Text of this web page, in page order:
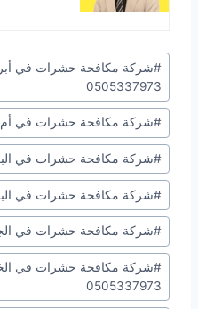
وسوم
المقال:
#شركة مكافحة حشرات في
0505337973
#شركة مكافحة حشرات في أم سقيم
#شركة مكافحة حشرات في البر دبي
#شركة مكافحة حشرات في البرشاء دبي
#شركة مكافحة حشرات في الجميرا دبي
#شركة مكافحة حشرات في
0505337973